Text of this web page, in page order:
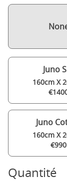
Juno
160cm X
Juno
160cm X
€990
Quantité